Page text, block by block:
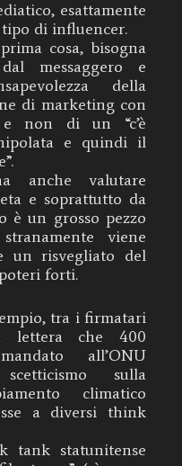
esattamente
di influencer.
cosa, bisogna
messaggero e
della
di marketing con
non di un “c’è
e quindi il
anche valutare
e soprattutto da
è un grosso pezzo
viene
un risvegliato del
forti.
tra i firmatari
lettera che 400
all’ONU
sulla
climatico
a diversi think
tank statunitense